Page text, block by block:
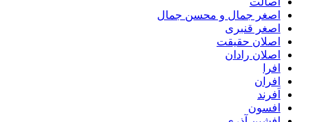
اصغر جمال و محسن جمال
اصغر قنبری
اصلان حقیقت
اصلان رادان
افرا
افران
اَفرند
افسون